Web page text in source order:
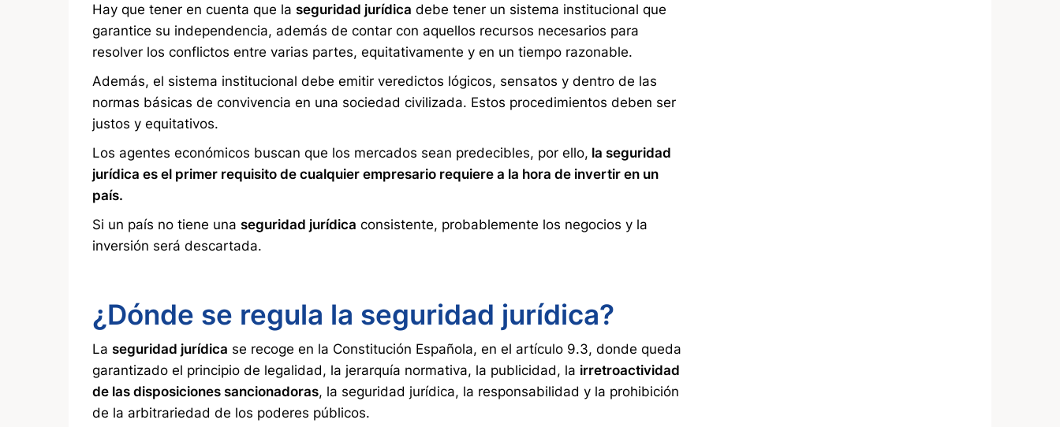
Hay que tener en cuenta que la seguridad jurídica debe tener un sistema institucional que
garantice su independencia, además de contar con aquellos recursos necesarios para
resolver los conflictos entre varias partes, equitativamente y en un tiempo razonable.
Además, el sistema institucional debe emitir veredictos lógicos, sensatos y dentro de las
normas básicas de convivencia en una sociedad civilizada. Estos procedimientos deben ser
justos y equitativos.
Los agentes económicos buscan que los mercados sean predecibles, por ello, la seguridad
jurídica es el primer requisito de cualquier empresario requiere a la hora de invertir en un
país.
Si un país no tiene una seguridad jurídica consistente, probablemente los negocios y la
inversión será descartada.
¿Dónde se regula la seguridad jurídica?
La seguridad jurídica se recoge en la Constitución Española, en el artículo 9.3, donde queda
garantizado el principio de legalidad, la jerarquía normativa, la publicidad, la irretroactividad
de las disposiciones sancionadoras, la seguridad jurídica, la responsabilidad y la prohibición
de la arbitrariedad de los poderes públicos.